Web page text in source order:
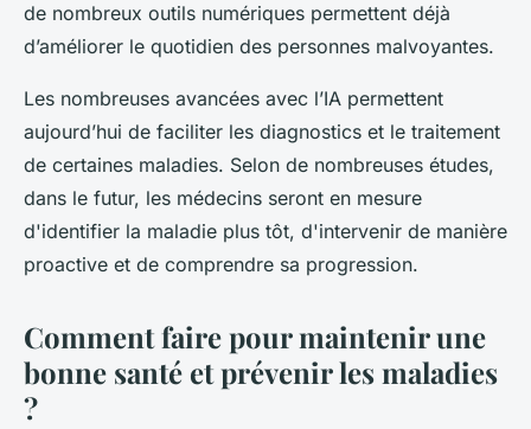
de nombreux outils numériques permettent déjà
d’améliorer le quotidien des personnes malvoyantes.
Les nombreuses avancées avec l’IA permettent
aujourd’hui de faciliter les diagnostics et le traitement
de certaines maladies. Selon de nombreuses études,
dans le futur, les médecins seront en mesure
d'identifier la maladie plus tôt, d'intervenir de manière
proactive et de comprendre sa progression.
Comment faire pour maintenir une
bonne santé et prévenir les maladies
?